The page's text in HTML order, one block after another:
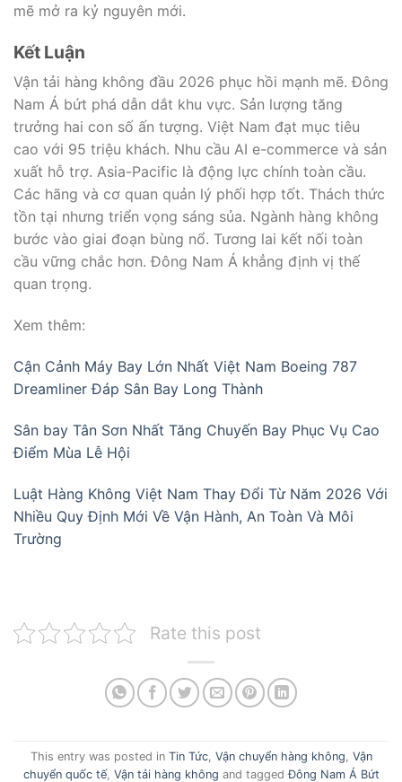
mẽ mở ra kỷ nguyên mới.
Kết Luận
Vận tải hàng không đầu 2026 phục hồi mạnh mẽ. Đông
Nam Á bứt phá dẫn dắt khu vực. Sản lượng tăng
trưởng hai con số ấn tượng. Việt Nam đạt mục tiêu
cao với 95 triệu khách. Nhu cầu AI e-commerce và sản
xuất hỗ trợ. Asia-Pacific là động lực chính toàn cầu.
Các hãng và cơ quan quản lý phối hợp tốt. Thách thức
tồn tại nhưng triển vọng sáng sủa. Ngành hàng không
bước vào giai đoạn bùng nổ. Tương lai kết nối toàn
cầu vững chắc hơn. Đông Nam Á khẳng định vị thế
quan trọng.
Xem thêm:
Cận Cảnh Máy Bay Lớn Nhất Việt Nam Boeing 787
Dreamliner Đáp Sân Bay Long Thành
Sân bay Tân Sơn Nhất Tăng Chuyến Bay Phục Vụ Cao
Điểm Mùa Lễ Hội
Luật Hàng Không Việt Nam Thay Đổi Từ Năm 2026 Với
Nhiều Quy Định Mới Về Vận Hành, An Toàn Và Môi
Trường
Rate this post
This entry was posted in Tin Tức, Vận chuyển hàng không Vận
chuyển quốc tế, Vận tải hàng không and taggedĐông Nam Á Bứt